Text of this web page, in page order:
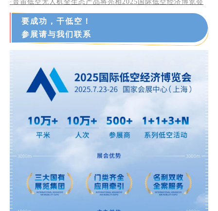
· 普宙低空无人机全生态产品将亮相2025国际低空经济博览会
要成功，干低空！
参展请与我们联系